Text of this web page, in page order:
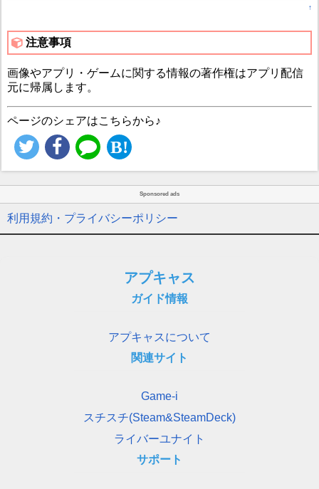
↑
注意事項
画像やアプリ・ゲームに関する情報の著作権はアプリ配信
元に帰属します。
ページのシェアはこちらから♪
Sponsored ads
利用規約・プライバシーポリシー
アプキャス
ガイド情報
アプキャスについて
関連サイト
Game-i
スチスチ(Steam&SteamDeck)
ライバーユナイト
サポート